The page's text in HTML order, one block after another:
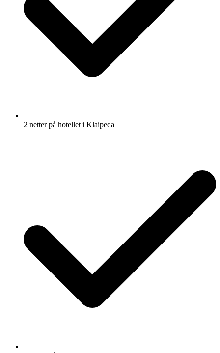
2 netter på hotellet i Klaipeda